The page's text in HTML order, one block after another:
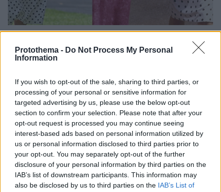
Protothema - Do Not Process My Personal
Information
If you wish to opt-out of the sale, sharing to third parties, or
processing of your personal or sensitive information for
targeted advertising by us, please use the below opt-out
section to confirm your selection. Please note that after your
opt-out request is processed you may continue seeing
interest-based ads based on personal information utilized by
us or personal information disclosed to third parties prior to
your opt-out. You may separately opt-out of the further
disclosure of your personal information by third parties on the
IAB’s list of downstream participants. This information may
also be disclosed by us to third parties on the IAB’s List of
Κέιτ Μίντλετον: Έκανε «copy-paste» την εμφάνιση της
πριγκίπισσας Νταϊάνας στις βασιλικές ιπποδρομίες του
Η δούκισσα του Κέιμπριτζ και ο πρίγκιπας Ουίλιαμ
έκαναν την πρώτη τους εμφάνιση στις βασιλικές
ιπποδρομίες του Άσκοτ την τέταρτη μέρα της
διοργάνωσης - Απούσα η βασίλισσα Ελισάβετ,, αν και
αγωνίζονταν δύο δικά της άλογα - Οι υψηλές
θερμοκρασίες χαλάρωσαν το αυστηρό dress code
της αριστοκρατικής εκδήλωσης